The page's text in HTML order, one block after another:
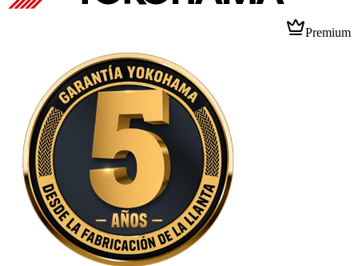
Premium